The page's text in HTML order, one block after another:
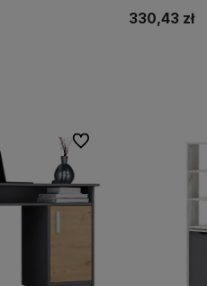
330,43 zł
Do ulubionych